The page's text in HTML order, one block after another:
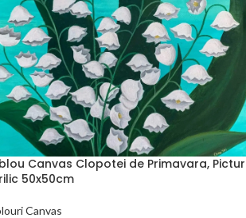
Canvas Clopotei de Primavara,
50x50cm
Canvas